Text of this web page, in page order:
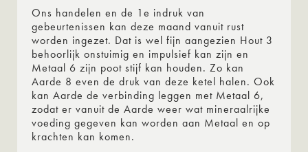
Ons handelen en de 1e indruk van
gebeurtenissen kan deze maand vanuit rust
worden ingezet. Dat is wel fijn aangezien Hout 3
behoorlijk onstuimig en impulsief kan zijn en
Metaal 6 zijn poot stijf kan houden. Zo kan
Aarde 8 even de druk van deze ketel halen. Ook
kan Aarde de verbinding leggen met Metaal 6,
zodat er vanuit de Aarde weer wat mineraalrijke
voeding gegeven kan worden aan Metaal en op
krachten kan komen.